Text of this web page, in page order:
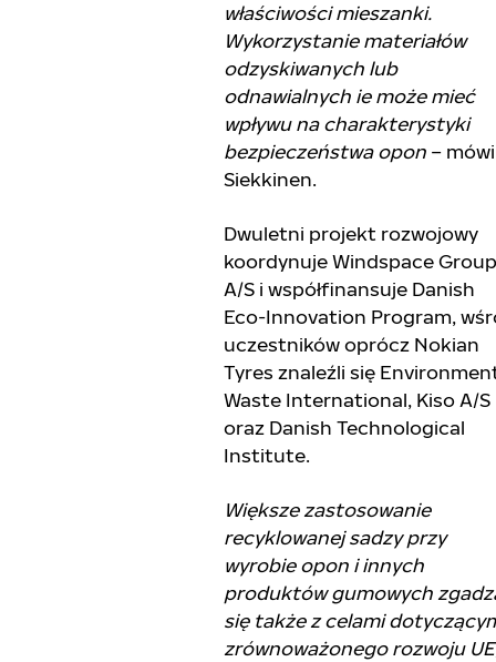
właściwości mieszanki.
Wykorzystanie materiałów
odzyskiwanych lub
odnawialnych ie może mieć
wpływu na charakterystyki
bezpieczeństwa opon – mówi
Siekkinen.
Dwuletni projekt rozwojowy
koordynuje Windspace Group
A/S i współfinansuje Danish
Eco-Innovation Program,
uczestników oprócz Nokian
Tyres znaleźli się
Waste International, Kiso A/S
oraz Danish Technological
Institute.
Większe zastosowanie
recyklowanej sadzy przy
wyrobie opon i innych
produktów gumowych
się także z celami
zrównoważonego rozwoju